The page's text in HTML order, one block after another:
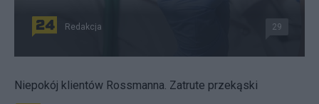
Redakcja 29
Niepokój klientów Rossmanna. Zatrute przekąski